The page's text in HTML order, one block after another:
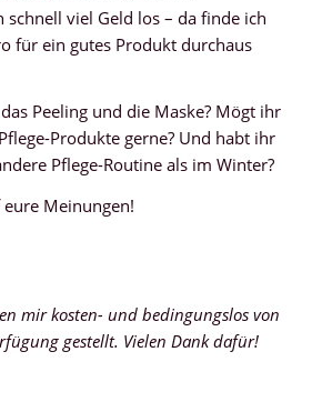
schnell viel Geld los – da finde ich
für ein gutes Produkt durchaus
Peeling und die Maske? Mögt ihr
Produkte gerne? Und habt ihr
Pflege-Routine als im Winter?
Meinungen!
mir kosten- und bedingungslos von
gestellt. Vielen Dank dafür!